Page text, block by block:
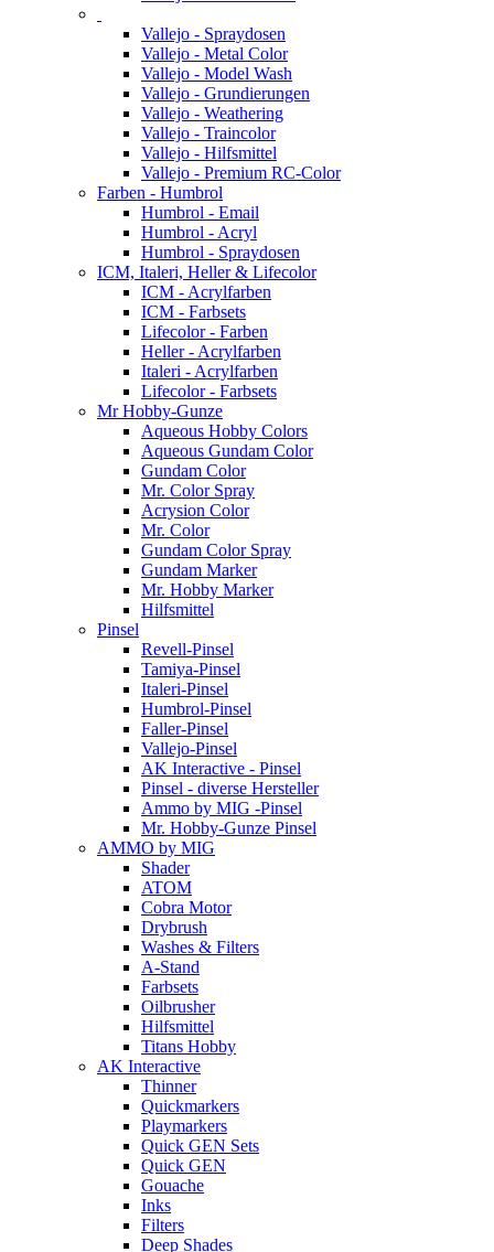
Vallejo - Spraydosen
Vallejo - Metal Color
Vallejo - Model Wash
Vallejo - Grundierungen
Vallejo - Weathering
Vallejo - Traincolor
Vallejo - Hilfsmittel
Vallejo - Premium RC-Color
Farben - Humbrol
Humbrol - Email
Humbrol - Acryl
Humbrol - Spraydosen
ICM, Italeri, Heller & Lifecolor
ICM - Acrylfarben
ICM - Farbsets
Lifecolor - Farben
Heller - Acrylfarben
Italeri - Acrylfarben
Lifecolor - Farbsets
Mr Hobby-Gunze
Aqueous Hobby Colors
Aqueous Gundam Color
Gundam Color
Mr. Color Spray
Acrysion Color
Mr. Color
Gundam Color Spray
Gundam Marker
Mr. Hobby Marker
Hilfsmittel
Pinsel
Revell-Pinsel
Tamiya-Pinsel
Italeri-Pinsel
Humbrol-Pinsel
Faller-Pinsel
Vallejo-Pinsel
AK Interactive - Pinsel
Pinsel - diverse Hersteller
Ammo by MIG -Pinsel
Mr. Hobby-Gunze Pinsel
AMMO by MIG
Shader
ATOM
Cobra Motor
Drybrush
Washes & Filters
A-Stand
Farbsets
Oilbrusher
Hilfsmittel
Titans Hobby
AK Interactive
Thinner
Quickmarkers
Playmarkers
Quick GEN Sets
Quick GEN
Gouache
Inks
Filters
Deep Shades